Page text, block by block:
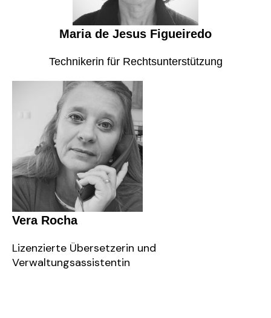
Maria de Jesus Figueiredo
Technikerin für Rechtsunterstützung
Vera Rocha
Lizenzierte Übersetzerin und
Verwaltungsassistentin